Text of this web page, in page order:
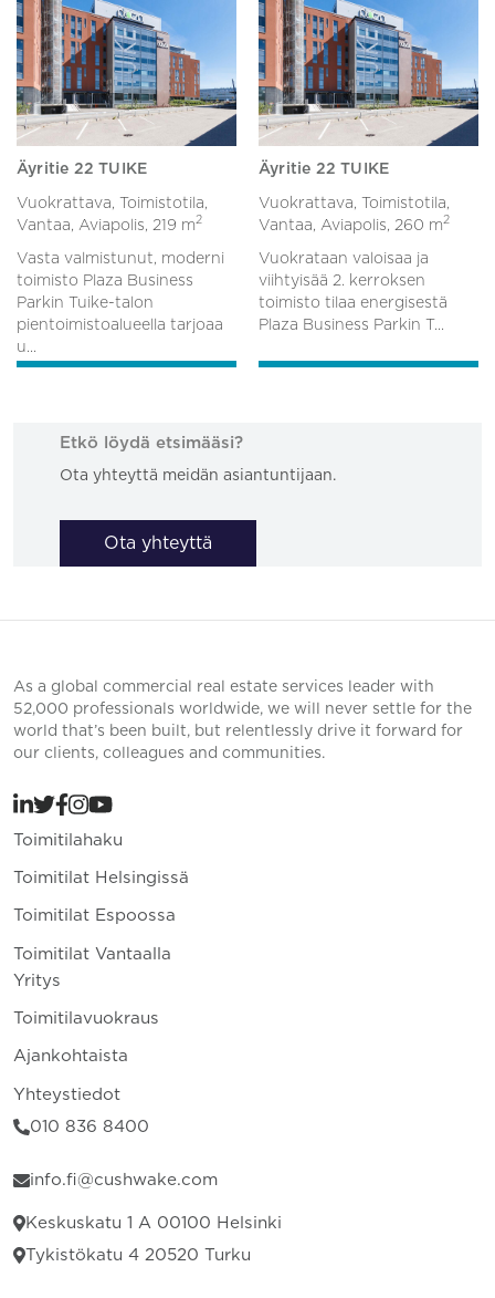
Äyritie 22 TUIKE
Vuokrattava, Toimistotila,
Vantaa, Aviapolis, 219 m2
Vasta valmistunut, moderni
toimisto Plaza Business
Parkin Tuike-talon
pientoimistoalueella tarjoaa
u...
Äyritie 22 TUIKE
Vuokrattava, Toimistotila,
Vantaa, Aviapolis, 260 m2
Vuokrataan valoisaa ja
viihtyisää 2. kerroksen
toimisto tilaa energisestä
Plaza Business Parkin T...
Etkö löydä etsimääsi?
Ota yhteyttä meidän asiantuntijaan.
Ota yhteyttä
As a global commercial real estate services leader with
52,000 professionals worldwide, we will never settle for the
world that’s been built, but relentlessly drive it forward for
our clients, colleagues and communities.
Toimitilahaku
Toimitilat Helsingissä
Toimitilat Espoossa
Toimitilat Vantaalla
Yritys
Toimitilavuokraus
Ajankohtaista
Yhteystiedot
010 836 8400
info.fi@cushwake.com
Keskuskatu 1 A 00100 Helsinki
Tykistökatu 4 20520 Turku